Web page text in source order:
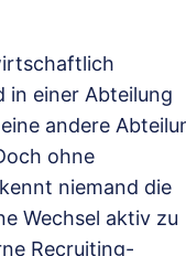
in einer Abteilung
andere
ohne
niemand die
Wechsel aktiv zu
Recruiting-